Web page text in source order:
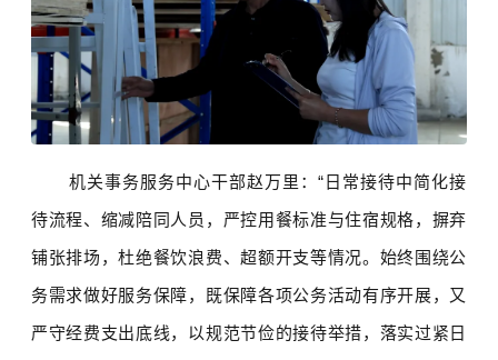
机关事务服务中心干部赵万里：“日常接待中简化接
待流程、缩减陪同人员，严控用餐标准与住宿规格，摒弃
铺张排场，杜绝餐饮浪费、超额开支等情况。始终围绕公
务需求做好服务保障，既保障各项公务活动有序开展，又
严守经费支出底线，以规范节俭的接待举措，落实过紧日